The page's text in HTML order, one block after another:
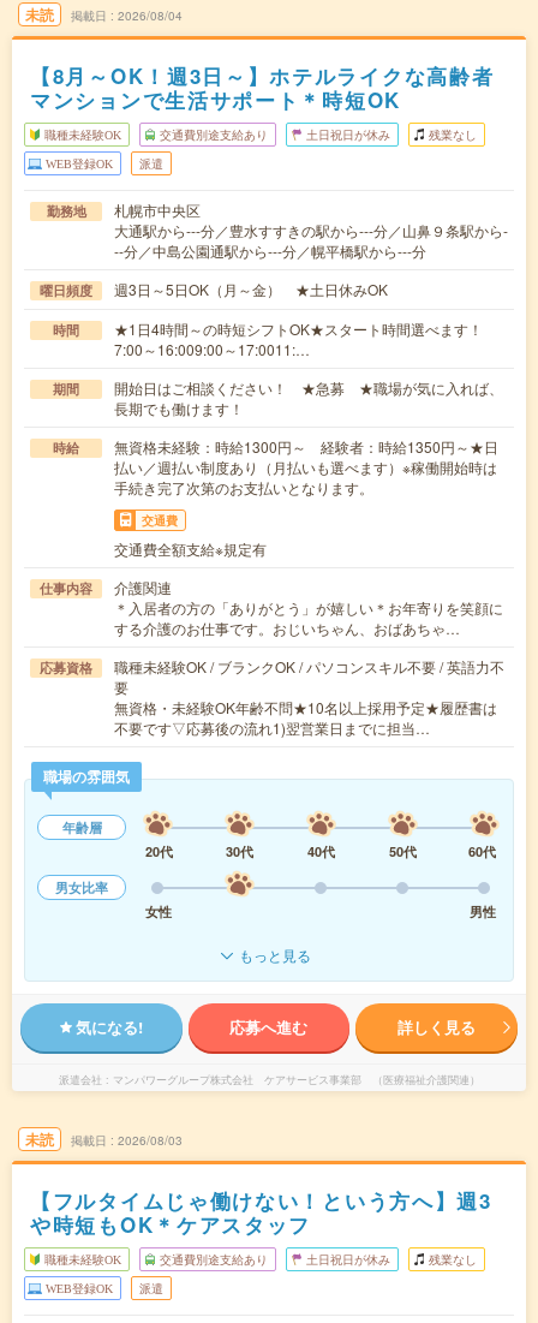
未読 掲載日 2026/08/04
【8月～OK！週3日～】ホテルライクな高齢者
マンションで生活サポート＊時短OK
職種未経験OK 交通費別途支給あり 土日祝日が休み 残業なし
WEB登録OK 派遣
勤務地
札幌市中央区
大通駅から---分／豊水すすきの駅から---分／山鼻９条駅から-
--分／中島公園通駅から---分／幌平橋駅から---分
曜日頻度 週3日～5日OK（月～金） ★土日休みOK
時間
★1日4時間～の時短シフトOK★スタート時間選べます！
7:00～16:009:00～17:0011:…
期間
開始日はご相談ください！ ★急募 ★職場が気に入れば、
長期でも働けます！
時給
無資格未経験：時給1300円～ 経験者：時給1350円～★日
払い／週払い制度あり（月払いも選べます）※稼働開始時は
手続き完了次第のお支払いとなります。
交通費
交通費全額支給※規定有
仕事内容
介護関連
＊入居者の方の「ありがとう」が嬉しい＊お年寄りを笑顔に
する介護のお仕事です。おじいちゃん、おばあちゃ…
応募資格
職種未経験OK / ブランクOK / パソコンスキル不要 / 英語力不
要
無資格・未経験OK年齢不問★10名以上採用予定★履歴書は
不要です▽応募後の流れ1)翌営業日までに担当…
職場の雰囲気
年齢層
20代
30代 40代 50代
60代
男女比率
女性
男性
もっと見る
気になる! 応募へ進む 詳しく見る
派遣会社 マンパワーグループ株式会社 ケアサービス事業部 （医療福祉介護関連）
未読 掲載日 2026/08/03
【フルタイムじゃ働けない！という方へ】週3
や時短もOK＊ケアスタッフ
職種未経験OK 交通費別途支給あり 土日祝日が休み 残業なし
WEB登録OK 派遣